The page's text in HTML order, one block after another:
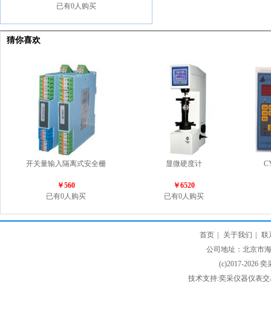
已有0人购买
猜你喜欢
开关量输入隔离式安全栅
￥560
已有0人购买
显微硬度计
￥6520
已有0人购买
首页 关于我们
联
公司地址：北京市
(c)2017-2026
技术支持:奕采仪器仪表